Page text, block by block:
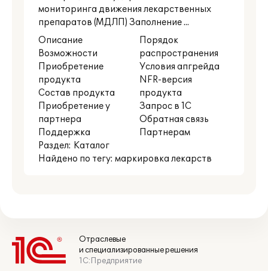
мониторинга движения лекарственных
препаратов (МДЛП) Заполнение ...
Описание
Возможности
Приобретение
продукта
Состав продукта
Приобретение у
партнера
Поддержка
Порядок
распространения
Условия апгрейда
NFR-версия
продукта
Запрос в 1С
Обратная связь
Партнерам
Раздел: Каталог
Найдено по тегу: маркировка лекарств
Отраслевые
и специализированные решения
1С:Предприятие